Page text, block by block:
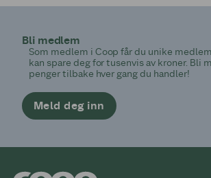
Bli medlem
Som medlem i Coop får du unike
kan spare deg for tusenvis av kroner. Bli
penger tilbake hver gang du handler!
Meld deg inn